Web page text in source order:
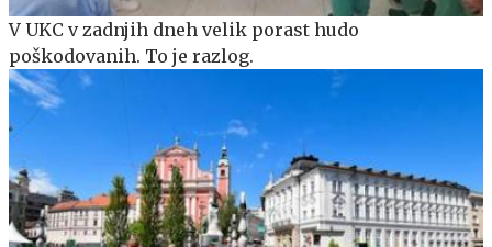
V UKC v zadnjih dneh velik porast hudo
poškodovanih. To je razlog.